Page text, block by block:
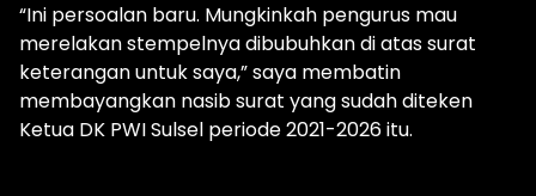
“Ini persoalan baru. Mungkinkah pengurus mau
merelakan stempelnya dibubuhkan di atas surat
keterangan untuk saya,” saya membatin
membayangkan nasib surat yang sudah diteken
Ketua DK PWI Sulsel periode 2021-2026 itu.